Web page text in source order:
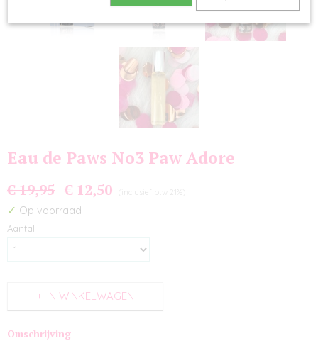
Eau de Paws No3 Paw Adore
€ 19,95 € 12,50 (inclusief btw 21%)
✓ Op voorraad
Aantal
IN WINKELWAGEN
Omschrijving